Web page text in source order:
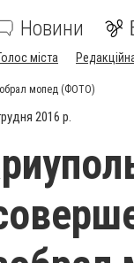
Новини
міста
мопед (ФОТО)
2016 р.